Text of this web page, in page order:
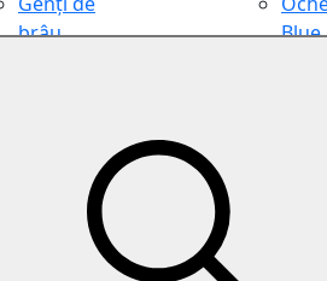
brâu
cosmetice
Blue